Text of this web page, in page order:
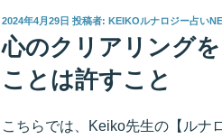
投
稿
日:
2024年4月29日 投稿者: KEIKOルナロジー占い
心のクリアリング
ことは許すこと
こちらでは、Keiko先生の【ルナ